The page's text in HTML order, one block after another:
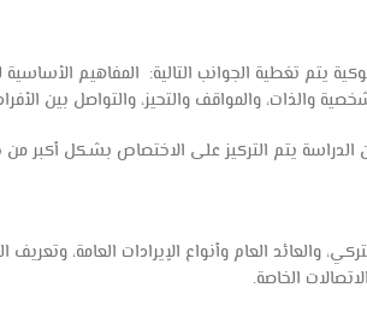
يتم تغطية الجوانب التالية: المفاهيم الأساسية
والذات، والمواقف والتحيز، والتواصل بين
يتم التركيز على الاختصاص بشكل أكبر من
والعائد العام وأنواع الإيرادات العامة،
الخاصة.